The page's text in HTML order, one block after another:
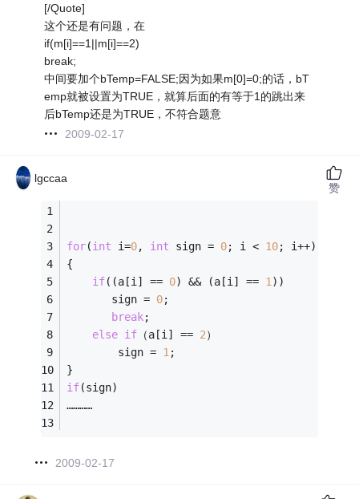
[/Quote]
这个还是有问题，在
if(m[i]==1||m[i]==2)
break;
中间要加个bTemp=FALSE;因为如果m[0]=0;的话，bT
emp就被设置为TRUE，就算后面的有等于1的跳出来
后bTemp还是为TRUE，不符合题意
2009-02-17
lgccaa
for(int i=0, int sign = 0; i < 10; i++)
{
if((a[i] == 0) && (a[i] == 1 ))
       sign =
0;
break;
else if （a[i] == 2）
        sign =
1 ;
}
if(sign)
…………
2009-02-17
赞